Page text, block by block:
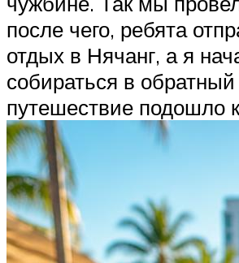
после чего, ребята
отдых в Нячанг, а я
собираться в
путешествие подошло